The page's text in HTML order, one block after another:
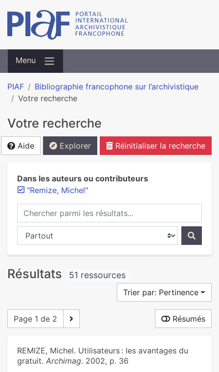
Menu
PIAF
Bibliographie francophone sur l’archivistique
Votre recherche
Votre recherche
Aide Explorer Réinitialiser la recherche
Dans les auteurs ou contributeurs
"Remize, Michel"
Chercher parmi les résultats...
Chercher dans...
Résultats 51 ressources
Trier par: Pertinence
Page 1 de 2 Résumés
REMIZE, Michel. Utilisateurs : les avantages du
gratuit. Archimag. 2002, p. 36